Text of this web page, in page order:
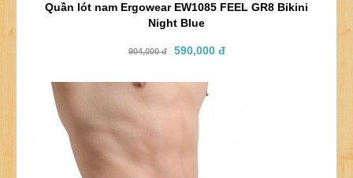
Quần lót nam Ergowear EW1085 FEEL GR8 Bikini
Night Blue
904,000 đ 590,000 đ